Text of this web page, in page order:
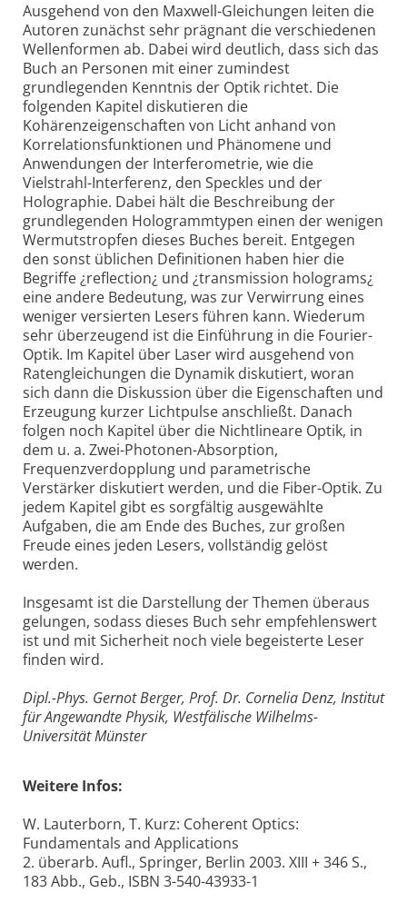
Ausgehend von den Maxwell-Gleichungen leiten die
Autoren zunächst sehr prägnant die verschiedenen
Wellenformen ab. Dabei wird deutlich, dass sich das
Buch an Personen mit einer zumindest
grundlegenden Kenntnis der Optik richtet. Die
folgenden Kapitel diskutieren die
Kohärenzeigenschaften von Licht anhand von
Korrelationsfunktionen und Phänomene und
Anwendungen der Interferometrie, wie die
Vielstrahl-Interferenz, den Speckles und der
Holographie. Dabei hält die Beschreibung der
grundlegenden Hologrammtypen einen der wenigen
Wermutstropfen dieses Buches bereit. Entgegen
den sonst üblichen Definitionen haben hier die
Begriffe ¿reflection¿ und ¿transmission holograms¿
eine andere Bedeutung, was zur Verwirrung eines
weniger versierten Lesers führen kann. Wiederum
sehr überzeugend ist die Einführung in die Fourier-
Optik. Im Kapitel über Laser wird ausgehend von
Ratengleichungen die Dynamik diskutiert, woran
sich dann die Diskussion über die Eigenschaften und
Erzeugung kurzer Lichtpulse anschließt. Danach
folgen noch Kapitel über die Nichtlineare Optik, in
dem u. a. Zwei-Photonen-Absorption,
Frequenzverdopplung und parametrische
Verstärker diskutiert werden, und die Fiber-Optik. Zu
jedem Kapitel gibt es sorgfältig ausgewählte
Aufgaben, die am Ende des Buches, zur großen
Freude eines jeden Lesers, vollständig gelöst
werden.
Insgesamt ist die Darstellung der Themen überaus
gelungen, sodass dieses Buch sehr empfehlenswert
ist und mit Sicherheit noch viele begeisterte Leser
finden wird.
Dipl.-Phys. Gernot Berger, Prof. Dr. Cornelia Denz, Institut
für Angewandte Physik, Westfälische Wilhelms-
Universität Münster
Weitere Infos:
W. Lauterborn, T. Kurz: Coherent Optics:
Fundamentals and Applications
2. überarb. Aufl., Springer, Berlin 2003. XIII + 346 S.,
183 Abb., Geb., ISBN 3-540-43933-1